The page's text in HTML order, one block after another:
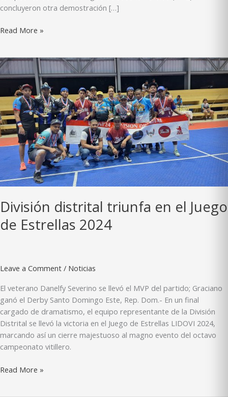
concluyeron otra demostración […]
Angels
ganan
los
banderines
divisionales
y
enfilan
cañones
hacia
la
postemporada
Read More »
División distrital triunfa en el Juego
de Estrellas 2024
Leave a Comment / Noticias
El veterano Danelfy Severino se llevó el MVP del partido; Graciano
ganó el Derby Santo Domingo Este, Rep. Dom.- En un final
cargado de dramatismo, el equipo representante de la División
Distrital se llevó la victoria en el Juego de Estrellas LIDOVI 2024,
marcando así un cierre majestuoso al magno evento del octavo
campeonato vitillero.
División
Read More »